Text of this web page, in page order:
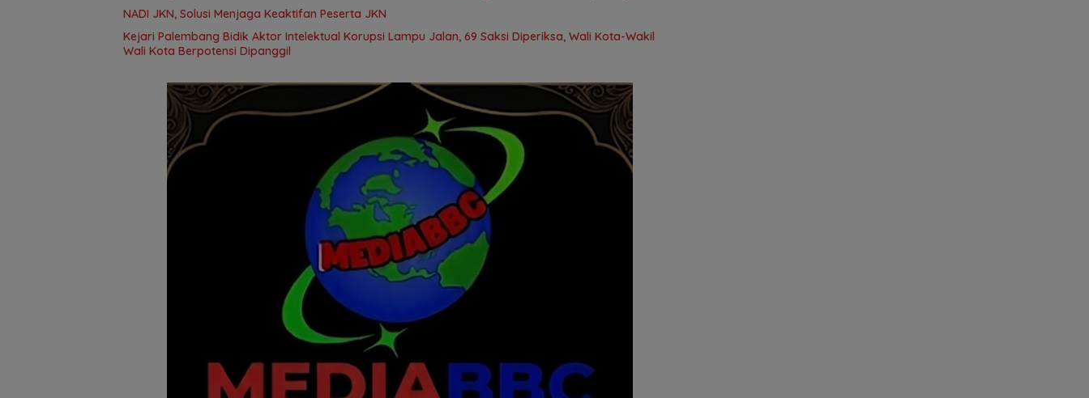
NADI JKN, Solusi Menjaga Keaktifan Peserta JKN
Kejari Palembang Bidik Aktor Intelektual Korupsi Lampu Jalan, 69 Saksi Diperiksa, Wali Kota-Wakil
Wali Kota Berpotensi Dipanggil